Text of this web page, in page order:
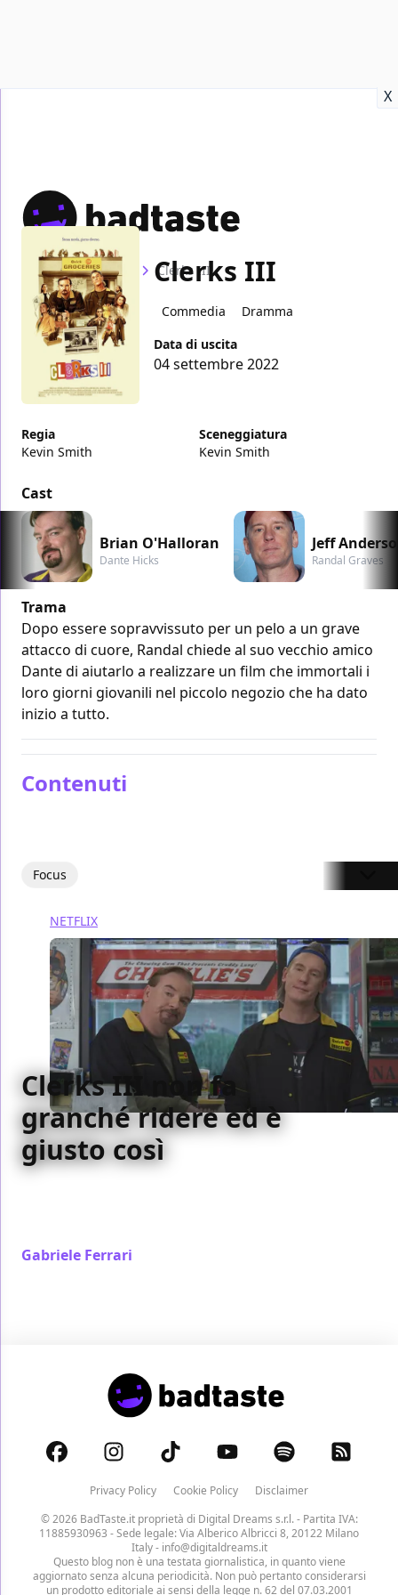
X
Home Film Clerks III
Clerks III
Commedia
Dramma
Data di uscita
04 settembre 2022
Regia
Kevin Smith
Sceneggiatura
Kevin Smith
Cast
Brian O'Halloran
Dante Hicks
Jeff
Randal Graves
Trama
Dopo essere sopravvissuto per un pelo a un grave
attacco di cuore, Randal chiede al suo vecchio amico
Dante di aiutarlo a realizzare un film che immortali i
loro giorni giovanili nel piccolo negozio che ha dato
inizio a tutto.
Contenuti
Focus
NETFLIX
Clerks III non fa
granché ridere ed è
giusto così
Gabriele Ferrari
Privacy Policy Cookie Policy
Disclaimer
© 2026 BadTaste.it proprietà di Digital Dreams s.r.l.- Partita IVA:
11885930963 - Sede legale: Via Alberico Albricci 8, 20122 Milano
Italy - info@digitaldreams.it
Questo blog non è una testata giornalistica, in quanto viene
aggiornato senza alcuna periodicità. Non può pertanto considerarsi
un prodotto editoriale ai sensi della legge n. 62 del 07.03.2001